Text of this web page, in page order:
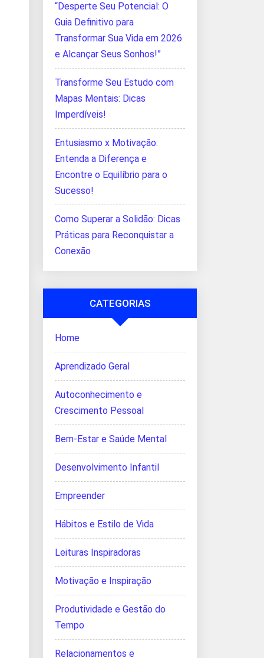
“Desperte Seu Potencial: O
Guia Definitivo para
Transformar Sua Vida em 2026
e Alcançar Seus Sonhos!”
Transforme Seu Estudo com
Mapas Mentais: Dicas
Imperdíveis!
Entusiasmo x Motivação:
Entenda a Diferença e
Encontre o Equilíbrio para o
Sucesso!
Como Superar a Solidão: Dicas
Práticas para Reconquistar a
Conexão
CATEGORIAS
Home
Aprendizado Geral
Autoconhecimento e
Crescimento Pessoal
Bem-Estar e Saúde Mental
Desenvolvimento Infantil
Empreender
Hábitos e Estilo de Vida
Leituras Inspiradoras
Motivação e Inspiração
Produtividade e Gestão do
Tempo
Relacionamentos e